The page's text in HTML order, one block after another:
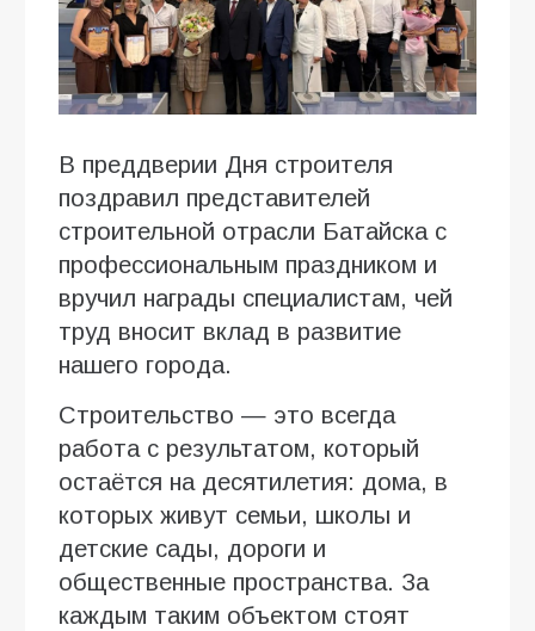
В преддверии Дня строителя
поздравил представителей
строительной отрасли Батайска с
профессиональным праздником и
вручил награды специалистам, чей
труд вносит вклад в развитие
нашего города.
Строительство — это всегда
работа с результатом, который
остаётся на десятилетия: дома, в
которых живут семьи, школы и
детские сады, дороги и
общественные пространства. За
каждым таким объектом стоят